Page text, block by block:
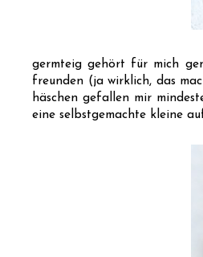
germteig gehört für mich
freunden (ja wirklich, das
häschen gefallen mir
eine selbstgemachte kleine